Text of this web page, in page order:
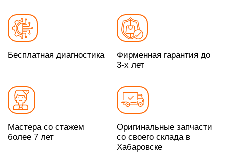
Бесплатная диагностика
Фирменная гарантия до
3-х лет
Мастера со стажем
более 7 лет
Оригинальные запчасти
со своего склада в
Хабаровске